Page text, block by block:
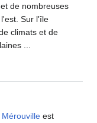
de nombreuses
Sur l'île
climats et de
...
Mérouville est